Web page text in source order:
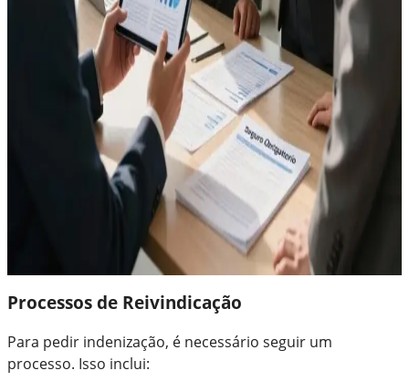
Processos de Reivindicação
Para pedir indenização, é necessário seguir um
processo. Isso inclui: